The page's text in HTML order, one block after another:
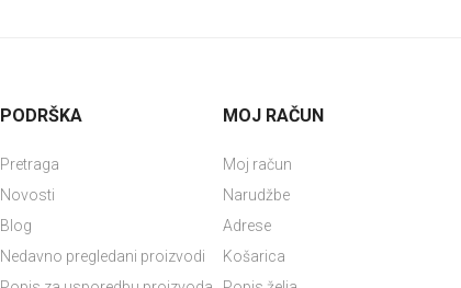
PODRŠKA
Pretraga
Novosti
Blog
Nedavno pregledani proizvodi
MOJ RAČUN
Moj račun
Narudžbe
Adrese
Košarica